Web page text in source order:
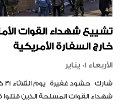
تشييع شهداء القوات
خارج السفارة الأمريكية
الأربعاء 01 يناير
شارك حشود غفيرة
شهداء القوات المسلحة الذين قتلوا